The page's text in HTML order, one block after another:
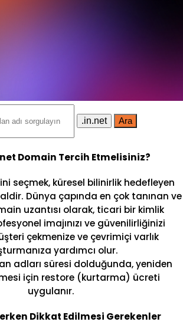
.in.net Ara
Domain Tercih Etmelisiniz?
seçmek, küresel bilinirlik hedefleyen
Dünya çapında en çok tanınan ve
uzantısı olarak, ticari bir kimlik
imajınızı ve güvenilirliğinizi
çekmenize ve çevrimiçi varlık
yardımcı olur.
adları süresi dolduğunda, yeniden
için restore (kurtarma) ücreti
uygulanır.
Dikkat Edilmesi Gerekenler